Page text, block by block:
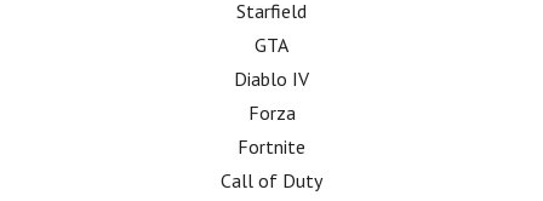
Starfield
GTA
Diablo IV
Forza
Fortnite
Call of Duty